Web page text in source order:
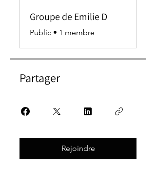
Groupe de Emilie D
Public • 1 membre
Partager
Rejoindre